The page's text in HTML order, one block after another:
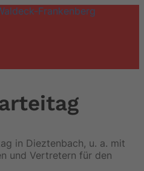
in Dieztenbach, u. a. mit
und Vertretern für den